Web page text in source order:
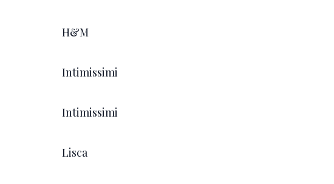
H&M
Intimissimi
Intimissimi
Lisca